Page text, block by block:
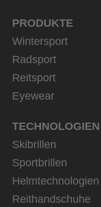
PRODUKTE
Wintersport
Radsport
Reitsport
Eyewear
TECHNOLOGIEN
Skibrillen
Sportbrillen
Helmtechnologien
Reithandschuhe